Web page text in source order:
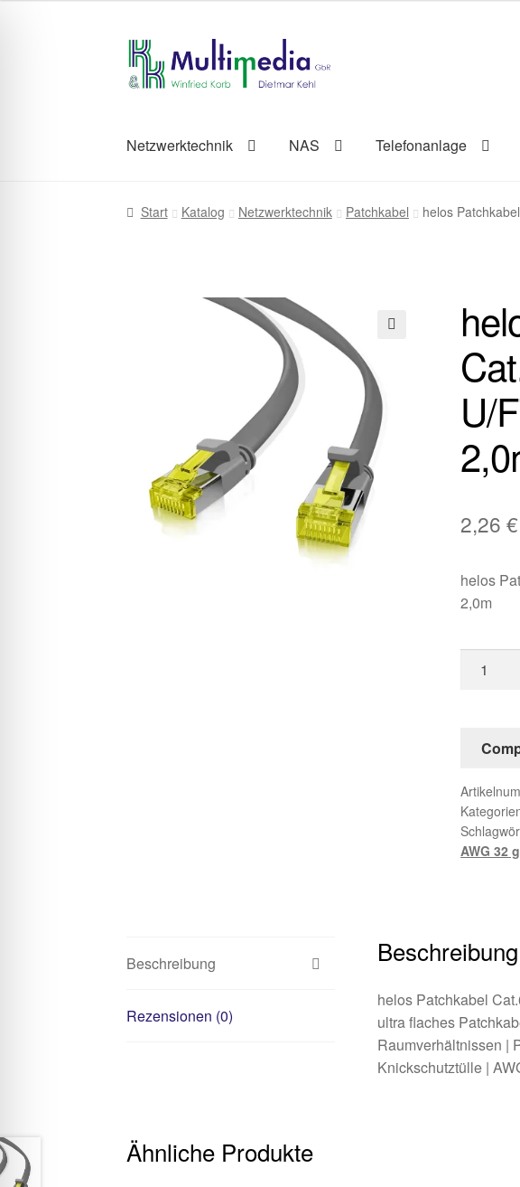
Zur
Navigation
springen
Zum
Inhalt
springen
Netzwerktechnik NAS Telefonanlage
Start Katalog Netzwerktechnik Patchkabel helos
U/
2,26€
helos
2,0m
U/FTP
32
grau
2,0m
Menge
AWG 32
Beschreibung
Rezensionen (0)
Beschreibung
helos Patchkabel
ultra flaches
Raumverhältnissen |
Knickschutztülle |
Ähnliche Produkte